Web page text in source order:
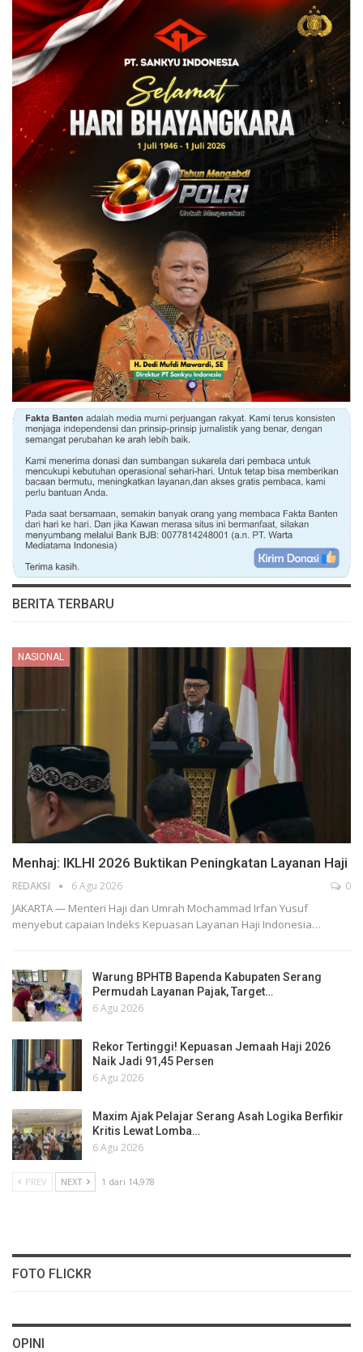
BERITA TERBARU
NASIONAL
Menhaj: IKLHI 2026 Buktikan Peningkatan Layanan Haji
REDAKSI 6 Agu 2026 0
JAKARTA — Menteri Haji dan Umrah Mochammad Irfan Yusuf
menyebut capaian Indeks Kepuasan Layanan Haji Indonesia…
Warung BPHTB Bapenda Kabupaten Serang
Permudah Layanan Pajak, Target…
6 Agu 2026
Rekor Tertinggi! Kepuasan Jemaah Haji 2026
Naik Jadi 91,45 Persen
6 Agu 2026
Maxim Ajak Pelajar Serang Asah Logika Berfikir
Kritis Lewat Lomba…
6 Agu 2026
PREV NEXT 1 dari 14,978
FOTO FLICKR
OPINI